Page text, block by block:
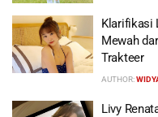
Klarifikasi
Mewah
Trakteer
AUTHOR:
Livy